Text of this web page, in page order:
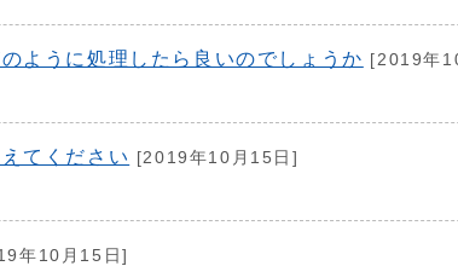
ように処理したら良いのでしょうか [2019年
てください [2019年10月15日]
年10月15日]